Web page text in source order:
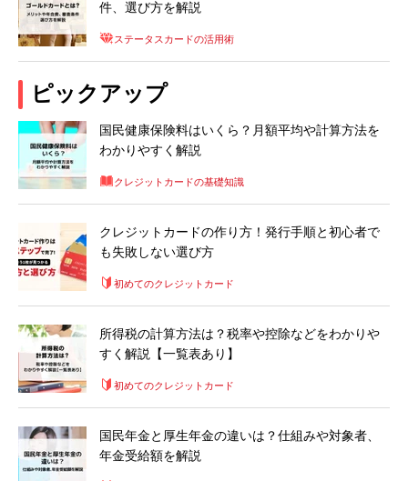
件、選び方を解説
ステータスカードの活用術
ピックアップ
国民健康保険料はいくら？月額平均や計算方法を
わかりやすく解説
クレジットカードの基礎知識
クレジットカードの作り方！発行手順と初心者で
も失敗しない選び方
初めてのクレジットカード
所得税の計算方法は？税率や控除などをわかりや
すく解説【一覧表あり】
初めてのクレジットカード
国民年金と厚生年金の違いは？仕組みや対象者、
年金受給額を解説